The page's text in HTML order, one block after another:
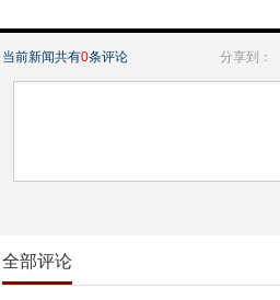
当前新闻共有0条评论 分享到：
全部评论